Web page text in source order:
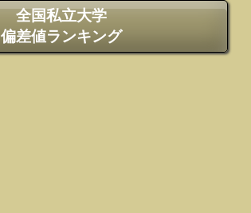
全国私立大学
偏差値ランキング